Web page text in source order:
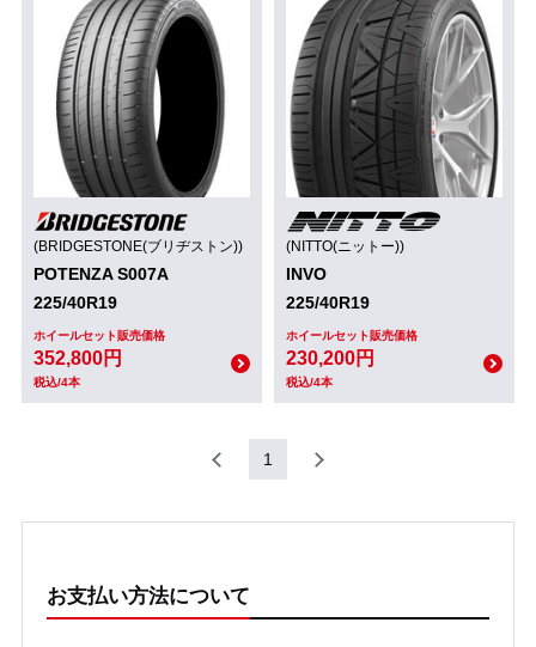
(BRIDGESTONE(ブリヂストン))
POTENZA S007A
225/40R19
ホイールセット販売価格
352,800円
税込/4本
(NITTO(ニットー))
INVO
225/40R19
ホイールセット販売価格
230,200円
税込/4本
1
お支払い方法について